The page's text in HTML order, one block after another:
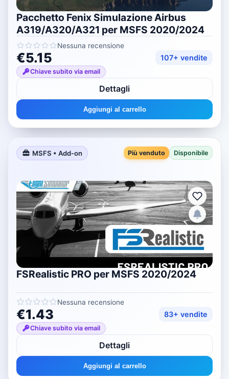
Pacchetto Fenix ​​​​Simulazione Airbus
A319/A320/A321 per MSFS 2020/2024
Nessuna recensione
€5.15 107+ vendite
Chiave subito via email
Dettagli
Aggiungi al carrello
MSFS • Add-on Più venduto Disponibile
FSRealistic PRO per MSFS 2020/2024
Nessuna recensione
€1.43 83+ vendite
Chiave subito via email
Dettagli
Aggiungi al carrello